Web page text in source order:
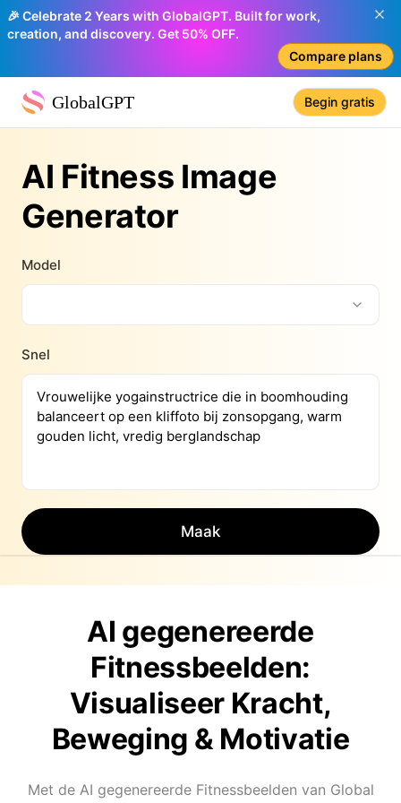
🎉 Celebrate 2 Years with GlobalGPT. Built for work,
creation, and discovery. Get 50% OFF.
Compare plans
GlobalGPT Begin gratis
AI Fitness Image
Generator
Model
Snel
Maak
AI gegenereerde
Fitnessbeelden:
Visualiseer Kracht,
Beweging & Motivatie
Met de AI gegenereerde Fitnessbeelden van Global